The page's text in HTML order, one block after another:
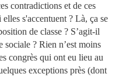
contradictions et de ces
s'accentuent ? Là, ça se
de classe ? S’agit-il
sociale ? Rien n’est moins
congrès qui ont eu lieu au
exceptions près (dont